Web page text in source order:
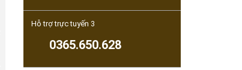
Hỗ trợ trực tuyến 3
0365.650.628